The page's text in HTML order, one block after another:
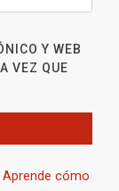
Y WEB
VEZ QUE
Aprende cómo